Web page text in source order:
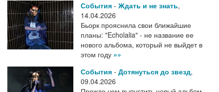
События - Ждать и не знать,
14.04.2026
Бьорк прояснила свои ближайшие
планы: "Echolalia" - не название ее
нового альбома, который не выйдет в
этом году »»
События - Дотянуться до звезд,
09.04.2026